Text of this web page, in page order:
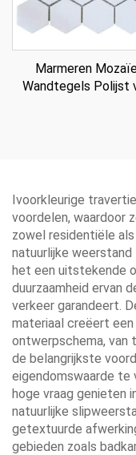
Marmeren
Wandtegels Polijst
Ivoorkleurige
voordelen, waardoor
zowel residentiële
natuurlijke
het een uitstekende
duurzaamheid ervan
verkeer garandeert.
materiaal creëert
ontwerpschema, van
de belangrijkste
eigendomswaarde
hoge vraag genieten
natuurlijke
getextuurde
gebieden zoals